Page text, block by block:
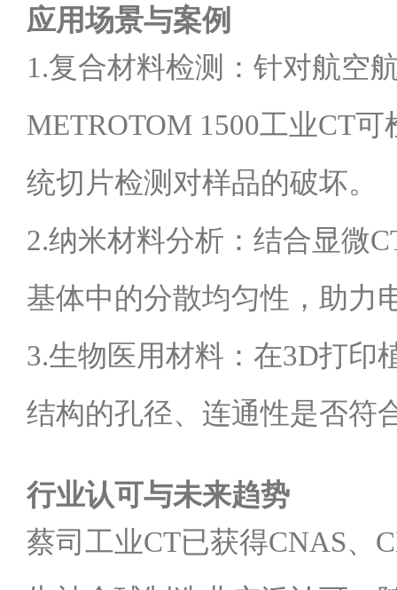
应用场景与案例
1.复合材料检测：针对航空
METROTOM 1500工业CT
统切片检测对样品的破坏。
2.纳米材料分析：结合显微
基体中的分散均匀性，助力
3.生物医用材料：在3D打印
结构的孔径、连通性是否符
行业认可与未来趋势
蔡司工业CT已获得CNAS、